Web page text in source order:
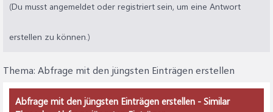
(Du musst angemeldet oder registriert sein, um eine Antwort
erstellen zu können.)
Thema: Abfrage mit den jüngsten Einträgen erstellen
Abfrage mit den jüngsten Einträgen erstellen - Similar